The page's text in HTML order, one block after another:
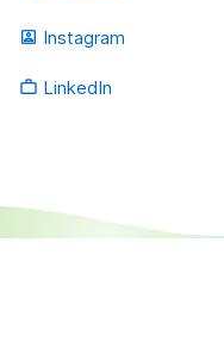
portrait Instagram
work_outline LinkedIn